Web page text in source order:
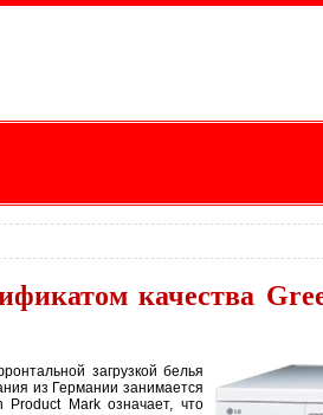
качества
загрузкой белья
из Германии занимается
Product Mark означает, что